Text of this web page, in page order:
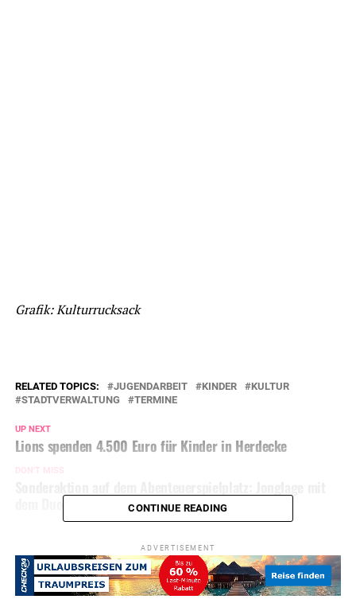
Grafik: Kulturrucksack
RELATED TOPICS: JUGENDARBEIT KINDER
KULTUR
STADTVERWALTUNG
TERMINE
UP NEXT
Lions spenden 4.500 Euro für Kinder in Herdecke
DON'T MISS
dem Duo Artistico
CONTINUE READING
ADVERTISEMENT